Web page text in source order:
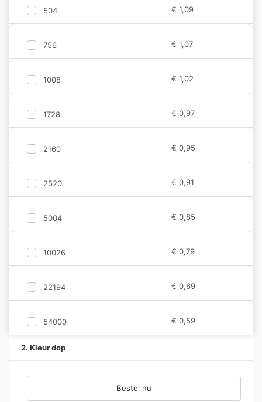
504 € 1,09
756 € 1,07
1008 € 1,02
1728 € 0,97
2160 € 0,95
2520 € 0,91
5004 € 0,85
10026 € 0,79
22194 € 0,69
54000 € 0,59
2. Kleur dop
Bestel nu